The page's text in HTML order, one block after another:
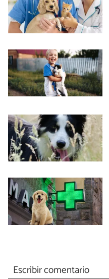
Escribir comentario